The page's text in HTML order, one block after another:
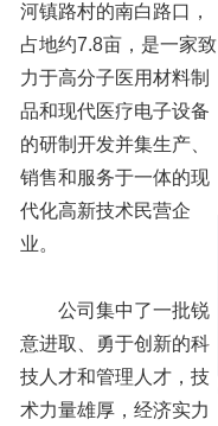
河镇路村的南白路口，
占地约7.8亩，是一家致
力于高分子医用材料制
品和现代医疗电子设备
的研制开发并集生产、
销售和服务于一体的现
代化高新技术民营企
业。
公司集中了一批锐
意进取、勇于创新的科
技人才和管理人才，技
术力量雄厚，经济实力